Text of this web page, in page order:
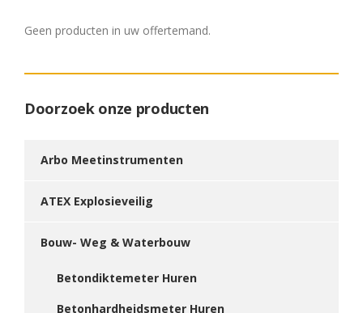
Geen producten in uw offertemand.
Doorzoek onze producten
Arbo Meetinstrumenten
ATEX Explosieveilig
Bouw- Weg & Waterbouw
Betondiktemeter Huren
Betonhardheidsmeter Huren